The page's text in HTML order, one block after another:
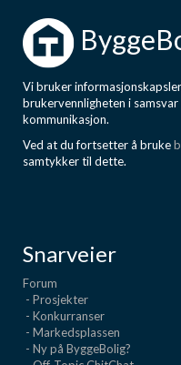
Vi bruker
brukervennligheten i
kommunikasjon.
Ved at du fortsetter å bruke
samtykker til dette.
Snarveier
Forum
- Prosjekter
- Konkurranser
- Markedsplassen
- Ny på ByggeBolig?